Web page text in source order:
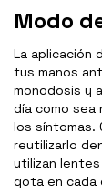
Modo
La aplicación
tus manos
monodosis y
día como sea
los síntomas.
reutilizarlo
utilizan
gota en cada